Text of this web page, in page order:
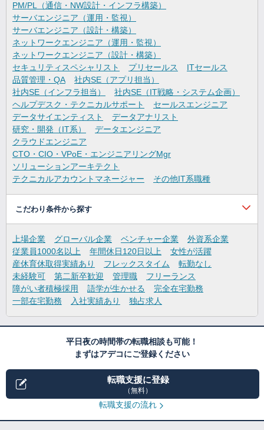
PM/PL（通信・NW設計・インフラ構築）
サーバエンジニア（運用・監視）
サーバエンジニア（設計・構築）
ネットワークエンジニア（運用・監視）
ネットワークエンジニア（設計・構築）
セキュリティスペシャリスト
プリセールス
ITセールス
品質管理・QA
社内SE（アプリ担当）
社内SE（インフラ担当）
社内SE（IT戦略・システム企画）
ヘルプデスク・テクニカルサポート
セールスエンジニア
データサイエンティスト
データアナリスト
研究・開発（IT系）
データエンジニア
クラウドエンジニア
CTO・CIO・VPoE・エンジニアリングMgr
ソリューションアーキテクト
テクニカルアカウントマネージャー
その他IT系職種
こだわり条件から探す
上場企業 グローバル企業 ベンチャー企業
外資系企業
従業員1000名以上
年間休日120日以上
女性が活躍
産休育休取得実績あり
フレックスタイム
転勤なし
未経験可
第二新卒歓迎 管理職
フリーランス
障がい者積極採用
語学が生かせる
完全在宅勤務
一部在宅勤務
入社実績あり 独占求人
平日夜の時間帯の転職相談も可能！
まずはアデコにご登録ください
転職支援に登録
（無料）
転職支援の流れ